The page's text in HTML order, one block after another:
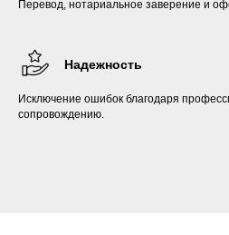
Перевод, нотариальное заверение и
Надежность
Исключение ошибок благодаря
сопровождению.